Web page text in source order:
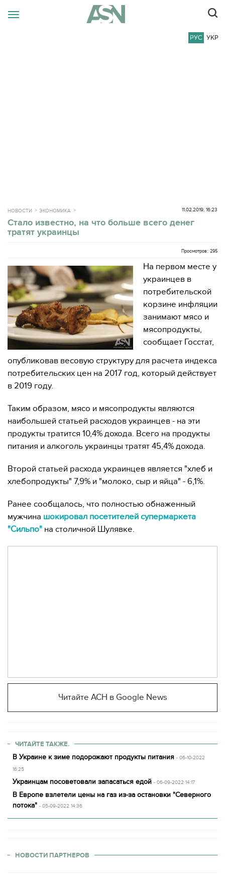
РУС УКР
НОВОСТИ ЭКОНОМИКА 11.02.2019, 16:23
Стало известно, на что больше всего денег
тратят украинцы
Просмотров: 295
На первом месте у
украинцев в
потребительской
корзине инфляции
занимают мясо и
мясопродукты,
сообщает Госстат,
опубликовав весовую структуру для расчета индекса
потребительских цен на 2017 год, который действует
в 2019 году.
Таким образом, мясо и мясопродукты являются
наибольшей статьей расходов украинцев - на эти
продукты тратится 10,4% дохода. Всего на продукты
питания и алкоголь украинцы тратят 45,4% дохода.
Второй статьей расхода украинцев является "хлеб и
хлебопродукты" 7,9% и "молоко, сыр и яйца" - 6,1%.
Ранее сообщалось, что полностью обнаженный
мужчина шокировал посетителей супермаркета
"Сильпо" на столичной Шулявке.
Читайте АСН в Google News
ЧИТАЙТЕ ТАКЖЕ.
В Украине к зиме подорожают продукты питания - 06-10-2022
16:25
Украинцам посоветовали запасаться едой - 06-09-2022 14:17
В Европе взлетели цены на газ из-за остановки "Северного
потока" - 05-09-2022 14:36
НОВОСТИ ПАРТНЕРОВ